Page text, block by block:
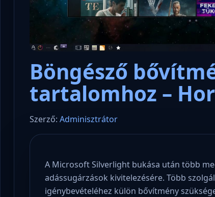
Böngésző
tartalomhoz –
Szerző: Adminisztrátor
A Microsoft Silverlight bukása után több
adássugárzások kivitelezésére. Több
igénybevételéhez külön bővítmény